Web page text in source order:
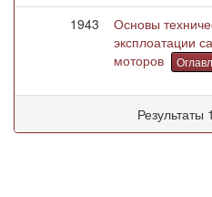
1943
Основы
эксплоатации
моторов
Результаты